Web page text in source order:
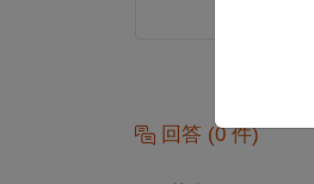
回答 (0 件)